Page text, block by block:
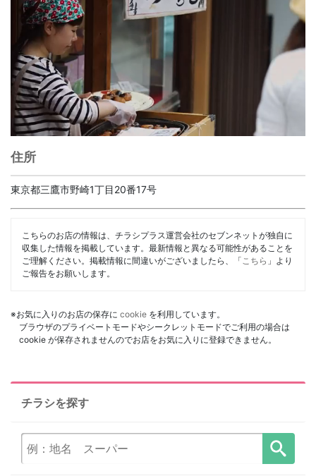
住所
東京都三鷹市野崎1丁目20番17号
こちらのお店の情報は、チラシプラス運営会社のセブンネットが独自に
収集した情報を掲載しています。最新情報と異なる可能性があることを
ご理解ください。掲載情報に間違いがございましたら、「 こちら 」より
ご報告をお願いします。
※お気に入りのお店の保存に cookie を利用しています。
ブラウザのプライベートモードやシークレットモードでご利用の場合は
cookie が保存されませんのでお店をお気に入りに登録できません。
チラシを探す